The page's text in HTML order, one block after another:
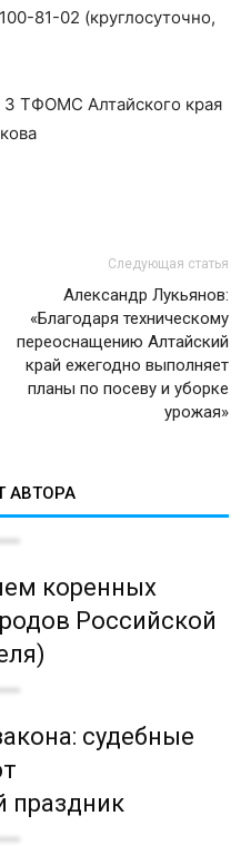
81-02 (круглосуточно,
ТФОМС Алтайского края
Следующая статья
Александр Лукьянов:
«Благодаря техническому
переоснащению Алтайский
край ежегодно выполняет
планы по посеву и уборке
урожая»
АВТОРА
коренных
Российской
судебные
праздник